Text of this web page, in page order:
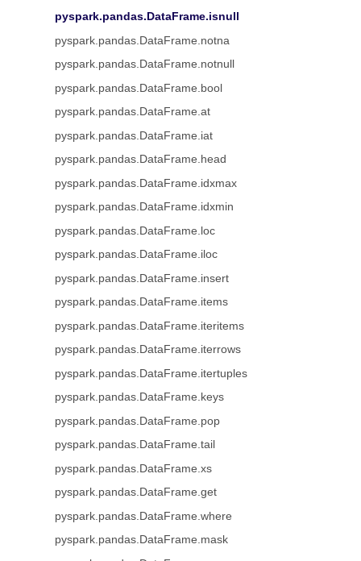
pyspark.pandas.DataFrame.isnull
pyspark.pandas.DataFrame.notna
pyspark.pandas.DataFrame.notnull
pyspark.pandas.DataFrame.bool
pyspark.pandas.DataFrame.at
pyspark.pandas.DataFrame.iat
pyspark.pandas.DataFrame.head
pyspark.pandas.DataFrame.idxmax
pyspark.pandas.DataFrame.idxmin
pyspark.pandas.DataFrame.loc
pyspark.pandas.DataFrame.iloc
pyspark.pandas.DataFrame.insert
pyspark.pandas.DataFrame.items
pyspark.pandas.DataFrame.iteritems
pyspark.pandas.DataFrame.iterrows
pyspark.pandas.DataFrame.itertuples
pyspark.pandas.DataFrame.keys
pyspark.pandas.DataFrame.pop
pyspark.pandas.DataFrame.tail
pyspark.pandas.DataFrame.xs
pyspark.pandas.DataFrame.get
pyspark.pandas.DataFrame.where
pyspark.pandas.DataFrame.mask